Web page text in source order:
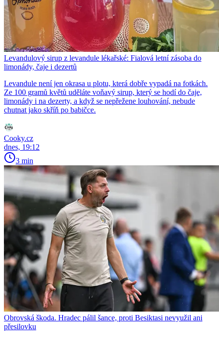
Levandulový sirup z levandule lékařské: Fialová letní zásoba do
limonády, čaje i dezertů
Levandule není jen okrasa u plotu, která dobře vypadá na fotkách.
Ze 100 gramů květů uděláte voňavý sirup, který se hodí do čaje,
limonády i na dezerty, a když se nepřežene louhování, nebude
chutnat jako skříň po babičce.
Cooky.cz
dnes, 19:12
3 min
Obrovská škoda. Hradec pálil šance, proti Besiktasi nevyužil ani
přesilovku